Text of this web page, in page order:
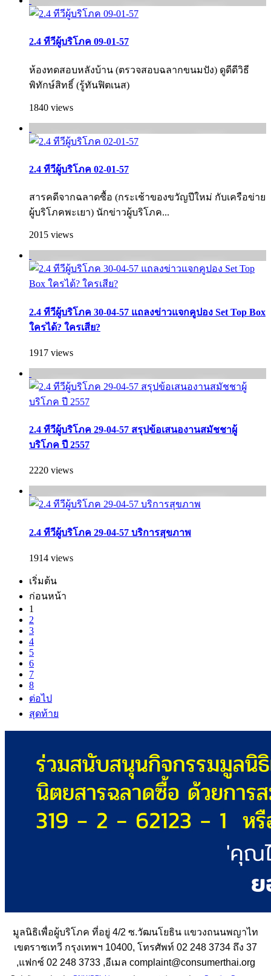
2.4 ทีวีผู้บริโภค 09-01-57
ห้องทดสอบหลังบ้าน (ตรวจสอบฉลากขนมปัง) ดูดีดีวิธี
พิทักษ์สิทธิ์ (รู้ทันฟิตเนส)
1840 views
2.4 ทีวีผู้บริโภค 02-01-57
สารคดีจากฉลาดซื้อ (กระเช้าของขวัญปีใหม่ กับเครือข่าย
ผู้บริโภคพะเยา) นักข่าวผู้บริโภค...
2015 views
2.4 ทีวีผู้บริโภค 30-04-57 แถลงข่าวแจกคูปอง Set Top Box
ใครได้? ใครเสีย?
1917 views
2.4 ทีวีผู้บริโภค 29-04-57 สรุปข้อเสนองานสมัชชาผู้
บริโภค ปี 2557
2220 views
2.4 ทีวีผู้บริโภค 29-04-57 บริการสุขภาพ
1914 views
เริ่มต้น
ก่อนหน้า
1
2
3
4
5
6
7
8
ต่อไป
สุดท้าย
มูลนิธิเพื่อผู้บริโภค ที่อยู่ 4/2 ซ.วัฒนโยธิน แขวงถนนพญาไท
เขตราชเทวี กรุงเทพฯ 10400, โทรศัพท์ 02 248 3734 ถึง 37
,แฟกซ์ 02 248 3733 ,อีเมล complaint@consumerthai.org